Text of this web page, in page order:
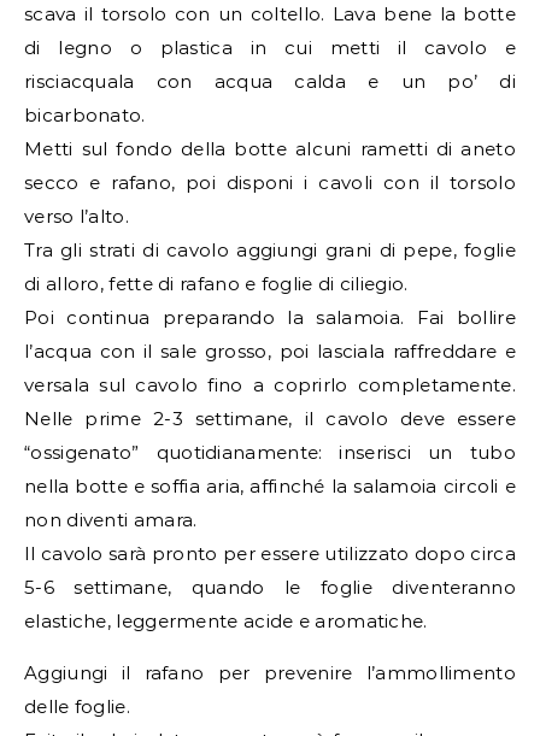
scava il torsolo con un coltello. Lava bene la botte
di legno o plastica in cui metti il cavolo e
risciacquala con acqua calda e un po’ di
bicarbonato.
Metti sul fondo della botte alcuni rametti di aneto
secco e rafano, poi disponi i cavoli con il torsolo
verso l’alto.
Tra gli strati di cavolo aggiungi grani di pepe, foglie
di alloro, fette di rafano e foglie di ciliegio.
Poi continua preparando la salamoia. Fai bollire
l’acqua con il sale grosso, poi lasciala raffreddare e
versala sul cavolo fino a coprirlo completamente.
Nelle prime 2-3 settimane, il cavolo deve essere
“ossigenato” quotidianamente: inserisci un tubo
nella botte e soffia aria, affinché la salamoia circoli e
non diventi amara.
Il cavolo sarà pronto per essere utilizzato dopo circa
5-6 settimane, quando le foglie diventeranno
elastiche, leggermente acide e aromatiche.
Aggiungi il rafano per prevenire l’ammollimento
delle foglie.